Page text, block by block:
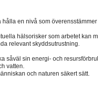
en nivå som
hälsorisker som arbetet kan
relevant skyddsutrustning.
såväl sin energi- och
vatten.
och naturen säkert sätt.